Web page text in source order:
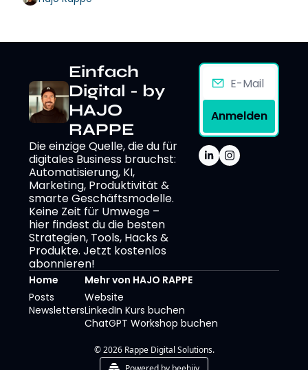
Einfach
Digital - by
HAJO
RAPPE
Die einzige Quelle, die du für
digitales Business brauchst:
Automatisierung, KI,
Marketing, Produktivität &
smarte Geschäftsmodelle.
Keine Zeit für Umwege –
hier findest du die besten
Strategien, Tools, Hacks &
Produkte. Jetzt kostenlos
abonnieren!
Anmelden
Home
Posts
Newsletters
Mehr von HAJO RAPPE
Website
LinkedIn Kurs buchen
ChatGPT Workshop buchen
© 2026 Rappe Digital Solutions.